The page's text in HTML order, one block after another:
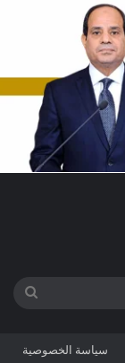
سياسة الخصوصية